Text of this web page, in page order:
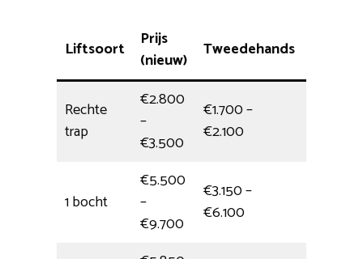
Liftsoort
Prijs
(nieuw)
Tweedehands
Rechte
trap
€2.800
–
€3.500
€1.700 –
€2.100
1 bocht
€5.500
–
€9.700
€3.150 –
€6.100